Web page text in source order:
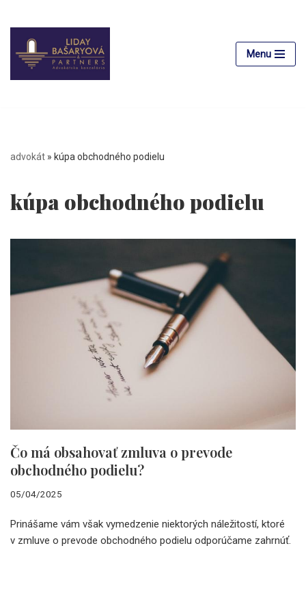
Preskočiť
na
obsah
Menu
advokát » kúpa obchodného podielu
kúpa obchodného podielu
Čo má obsahovať zmluva o prevode
obchodného podielu?
05/04/2025
Prinášame vám však vymedzenie niektorých náležitostí, ktoré
v zmluve o prevode obchodného podielu odporúčame zahrnúť.